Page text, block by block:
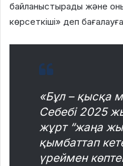
байланыстырады және
көрсеткіші» деп
«Бұл – қысқа
Себебі 2025
жұрт “жаңа
қымбаттап
үреймен